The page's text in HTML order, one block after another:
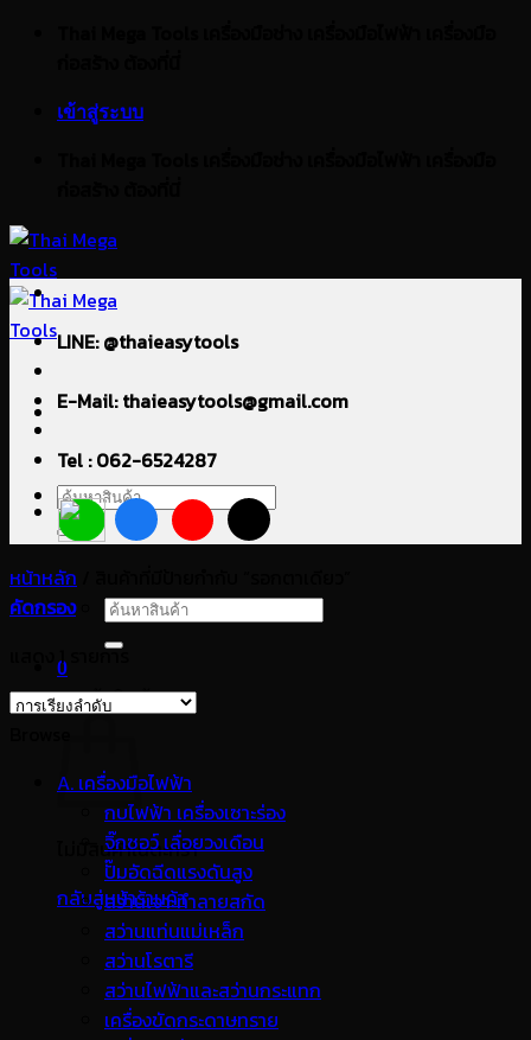
เข้าสู่ระบบ
ค้นหา:
ค้นหา:
0
ตะกร้าสินค้า
ไม่มีสินค้าในตะกร้า
กลับสู่หน้าร้านค้า
LINE: @thaieasytools
E-Mail: thaieasytools@gmail.com
Tel : 062-6524287
หน้าหลัก
คัดกรอง
แสดง 1 รายการ
A. เครื่องมือไฟฟ้า
กบไฟฟ้า เครื่องเซาะร่อง
จิ๊กซอว์ เลื่อยวงเดือน
ปั๊มอัดฉีดแรงดันสูง
สว่านเจาะทำลายสกัด
สว่านแท่นแม่เหล็ก
สว่านโรตารี
สว่านไฟฟ้าและสว่านกระแทก
เครื่องขัดกระดาษทราย